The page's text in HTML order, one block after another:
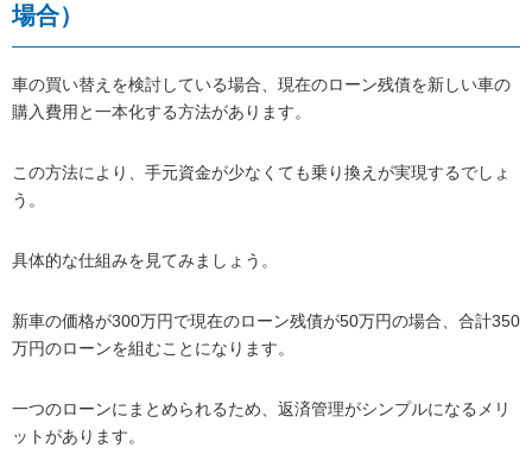
場合）
車の買い替えを検討している場合、現在のローン残債を新しい車の
購入費用と一本化する方法があります。
この方法により、手元資金が少なくても乗り換えが実現するでしょ
う。
具体的な仕組みを見てみましょう。
新車の価格が300万円で現在のローン残債が50万円の場合、合計350
万円のローンを組むことになります。
一つのローンにまとめられるため、返済管理がシンプルになるメリ
ットがあります。